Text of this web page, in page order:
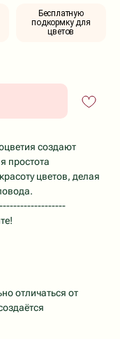
Бесплатную
подкормку для
цветов
создают
простота
цветов, делая
отличаться от